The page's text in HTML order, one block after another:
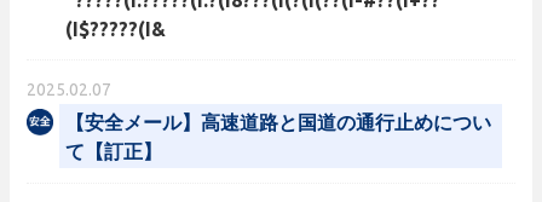
(I$?????(I&
2025.02.07
【安全メール】高速道路と国道の通行止めについ
て【訂正】